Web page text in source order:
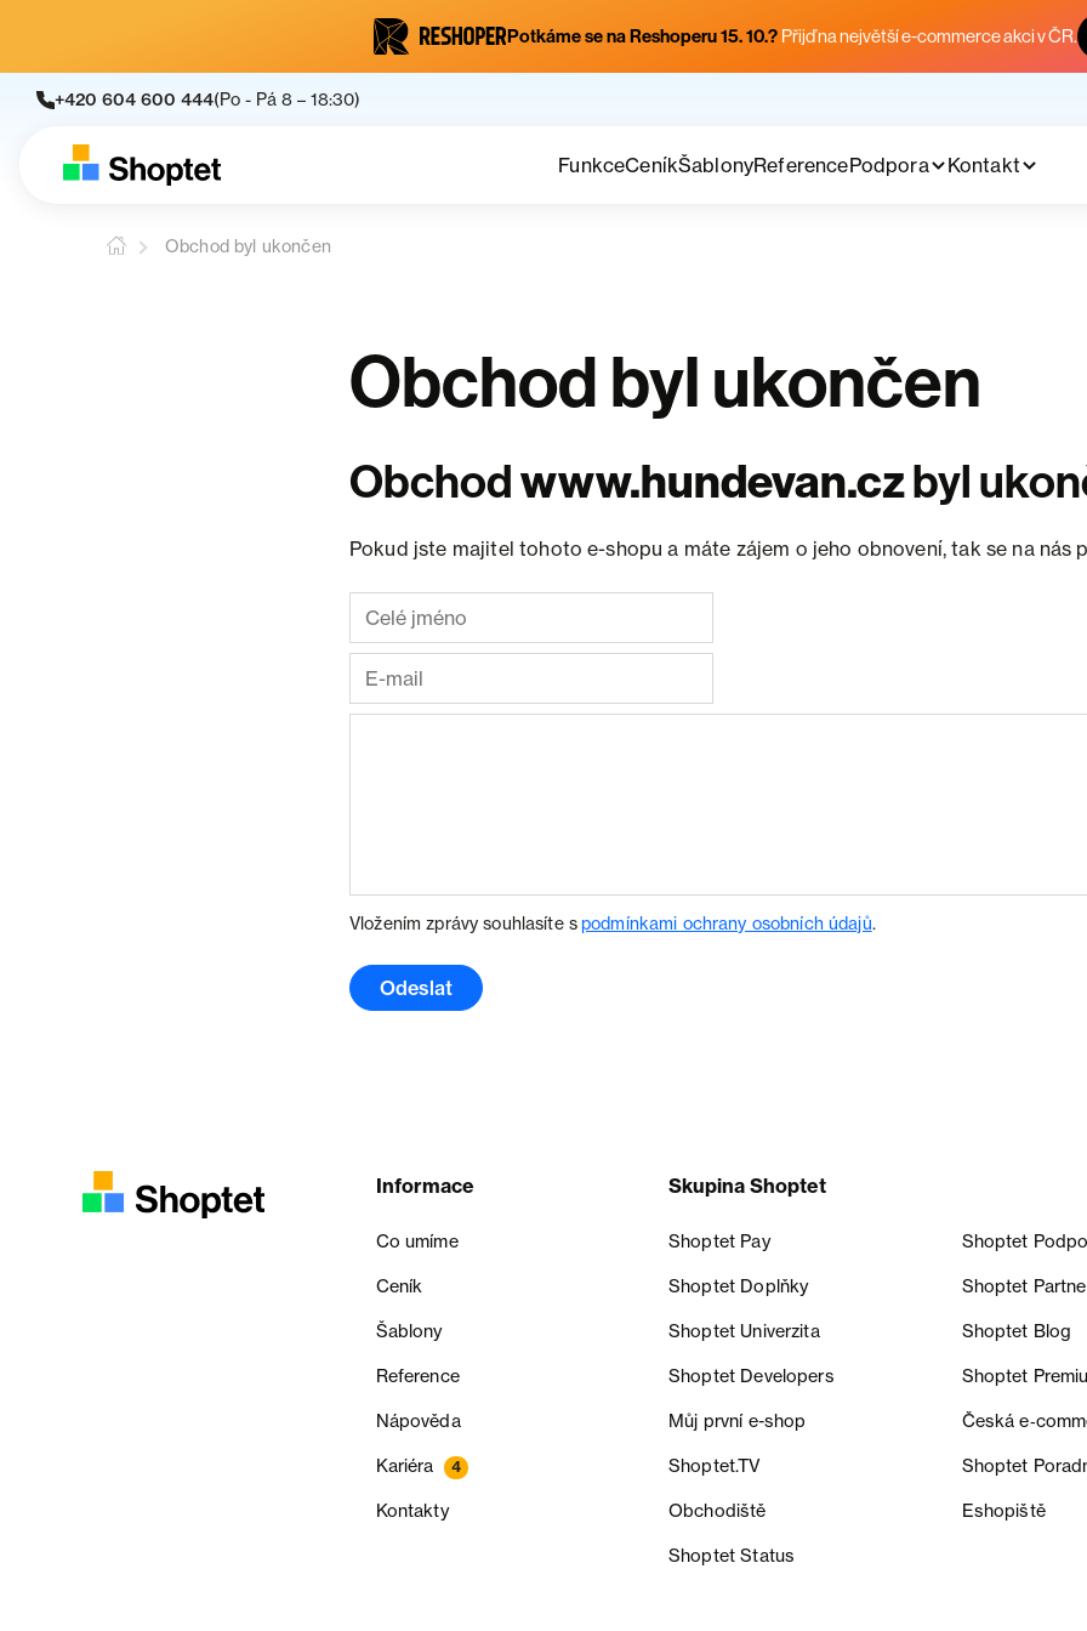
Potkáme se na Reshoperu 15. 10.? Přijď na největší e-commerce akci v ČR.
+420 604 600 444(Po - Pá 8 – 18:30)
FunkceCeníkŠablonyReferencePodpora Kontakt
Obchod byl ukončen
Obchod byl ukončen
Obchodwww.hundevan.czbyl
Pokud jste majitel tohoto e-shopu a máte zájem o jeho obnovení, tak se na nás
Vložením zprávy souhlasíte spodmínkami ochrany osobních údajů.
Odeslat
Informace
Co umíme
Ceník
Šablony
Reference
Nápověda
Kariéra 4
Kontakty
Skupina Shoptet
Shoptet Pay Shoptet
Shoptet Doplňky Shoptet
Shoptet Univerzita Shoptet Blog
Shoptet Developers Shoptet
Můj první e-shop Česká
Shoptet.TV Shoptet
Obchodiště Eshopiště
Shoptet Status